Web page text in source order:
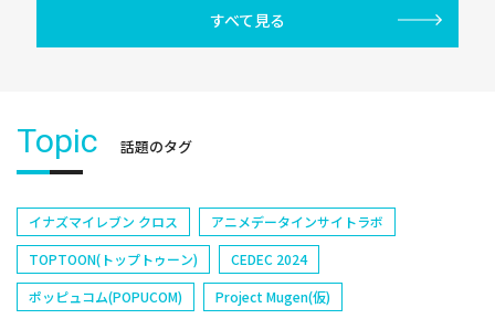
すべて見る
Topic 話題のタグ
イナズマイレブン クロス
アニメデータインサイトラボ
TOPTOON(トップトゥーン)
CEDEC 2024
ポッピュコム(POPUCOM)
Project Mugen(仮)